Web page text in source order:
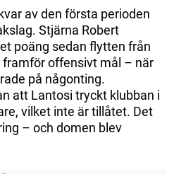
av den första perioden
Stjärna Robert
poäng sedan flytten från
framför offensivt mål – när
på någonting.
att Lantosi tryckt klubban i
vilket inte är tillåtet. Det
– och domen blev